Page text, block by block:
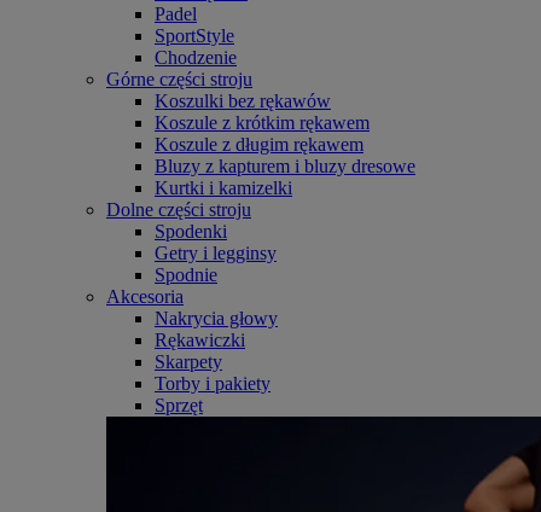
Padel
SportStyle
Chodzenie
Górne części stroju
Koszulki bez rękawów
Koszule z krótkim rękawem
Koszule z długim rękawem
Bluzy z kapturem i bluzy dresowe
Kurtki i kamizelki
Dolne części stroju
Spodenki
Getry i legginsy
Spodnie
Akcesoria
Nakrycia głowy
Rękawiczki
Skarpety
Torby i pakiety
Sprzęt